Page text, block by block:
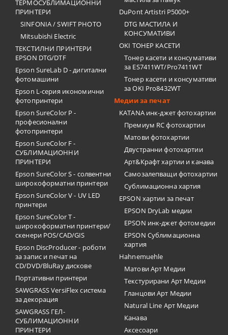
ТЕРМОСУБЛИМАЦИОННИ
ПРИНТЕРИ
SINFONIA / SWIFT PHOTO
Mitsubishi Electric
ТЕКСТИЛНИ ПРИНТЕРИ
EPSON DTG/DTF
Epson SureLab D - дигитални
фотомашини
Epson L-серия икономични
фотопринтери
Epson SureColor P -
професионални
фотопринтери
Epson SureColor F -
СУБЛИМАЦИОННИ
ПРИНТЕРИ
Epson SureColor S - солвентни
широкоформатни принтери
Epson SureColor V - UV LED
принтери
Epson SureColor T -
широкоформатни принтери/
скенери POS/CAD/GIS
Epson DiscProducer - роботи
за запис и печат на
CD/DVD/BluRay дискове
Портативни принтери
SAWGRASS VersiFlex система
за декорация
SAWGRASS ГЕЛ-
СУБЛИМАЦИОННИ
ПРИНТЕРИ
DuPont Artistri P5000+
DTG МАСТИЛА И
КОНСУМАТИВИ
OKI ТОНЕР КАСЕТИ
Тонер касети и консумативи
за ES7411WT/Pro7411WT
Тонер касети и консумативи
за OKI Pro8432WT
Медии за печат
KATANA инк-джет фотохартии
Премиум RC фотохартии
Матови фотохартии
Двустранни фотохартии
Арт&Крафт хартии и канава
Самозалепващи фотохартии
Сублимационна хартия
EPSON хартии за печат
EPSON DryLab медии
EPSON инк-джет фотомедии
EPSON Сублимационна
хартия
Hahnemuehle
Матови Арт Медии
Текстурирани Арт Медии
Гланцови Арт Медии
Natural Line Арт Медии
Канава
Аксесоари